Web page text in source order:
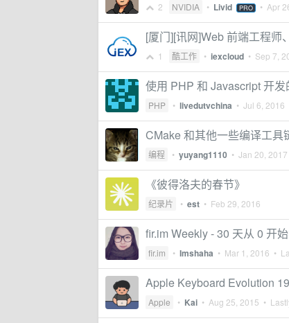
2 NVIDIA • Livid PRO • Apr
[厦门][讯网]Web 前端工程师
1 酷工作 • iexcloud • Sep 7,
使用 PHP 和 Javascript 开发
PHP • livedutvchina • Jul 6, 2016
CMake 和其他一些编译工具
编程 • yuyang1110 • Jan 20, 2017
《彼得洛夫的春节》
纪录片 • est • Feb 29, 2016
fir.im Weekly - 30 天从 0 开
fir.im • Imshaha • Mar 1, 2016 •
Apple Keyboard Evolution
Apple • Kai • Aug 25, 2015 •